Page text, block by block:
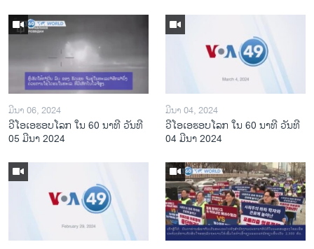
ມີນາ 06, 2024
ວີໂອເອຮອບໂລກ ໃນ 60 ນາທີ ວັນທີ
05 ມີນາ 2024
ມີນາ 04, 2024
ວີໂອເອຮອບໂລກ ໃນ 60 ນາທີ ວັນທີ
04 ມີນາ 2024